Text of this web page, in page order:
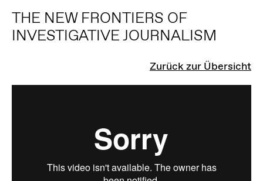
THE NEW FRONTIERS OF
INVESTIGATIVE JOURNALISM
Zurück zur Übersicht